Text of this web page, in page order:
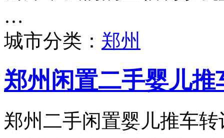
…
城市分类： 郑州
郑州闲置二手婴儿推
郑州二手闲置婴儿推车